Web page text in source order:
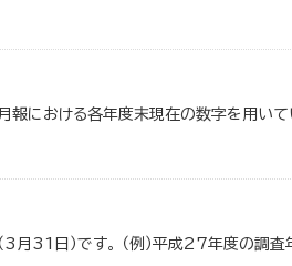
報における各年度末現在の数字を用いて
3月31日）です。 （例）平成27年度の調